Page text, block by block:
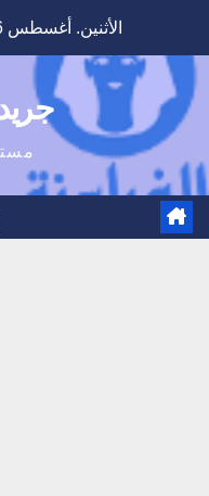
content
الأثنين. أغسطس 10th, 2026